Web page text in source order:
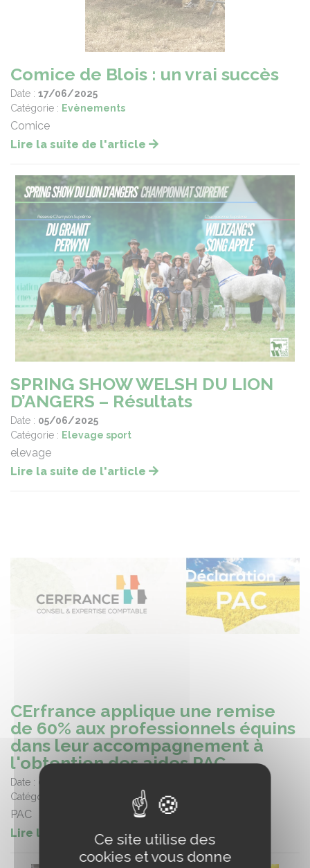
Comice de Blois : un vrai succès
Date : 17/06/2025
Catégorie : Evènements
Comice
Lire la suite de l'article
SPRING SHOW WELSH DU LION
D’ANGERS – Résultats
Date : 05/06/2025
Catégorie : Elevage sport
elevage
Lire la suite de l'article
CErfrance applique une remise
de 60% aux professionnels équins
dans leur accompagnement à
l'obtention des aides PAC
Date : 06/03/2025
Catégorie :
Informations filière
PAC
Lire la suite de l'articleCe site utilise des
cookies et vous donne